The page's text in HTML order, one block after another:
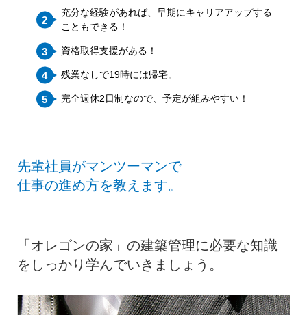
充分な経験があれば、早期にキャリアアップする
こともできる！
資格取得支援がある！
残業なしで19時には帰宅。
完全週休2日制なので、予定が組みやすい！
先輩社員がマンツーマンで
仕事の進め方を教えます。
「オレゴンの家」の建築管理に必要な知識
をしっかり学んでいきましょう。